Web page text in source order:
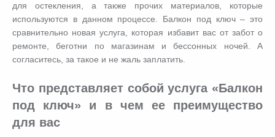
для остекления, а также прочих материалов, которые
используются в данном процессе. Балкон под ключ – это
сравнительно новая услуга, которая избавит вас от забот о
ремонте, беготни по магазинам и бессонных ночей. А
согласитесь, за такое и не жаль заплатить.
Что представляет собой услуга «Балкон
под ключ» и в чем ее преимущество
для вас